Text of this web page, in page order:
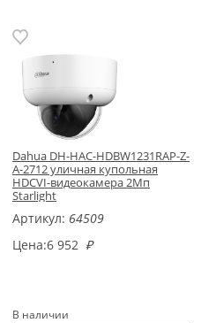
Dahua DH-HAC-HDBW1231RAP-Z-
A-2712 уличная купольная
HDCVI-видеокамера 2Mп
Starlight
Артикул: 64509
Цена:6 952 ₽
В наличии